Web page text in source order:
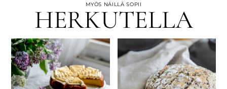
MYÖS NÄILLÄ SOPII
HERKUTELLA